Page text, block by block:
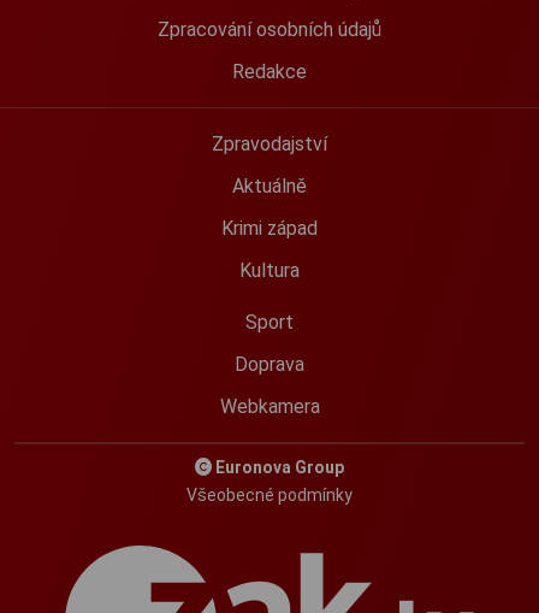
Zpracování osobních údajů
Redakce
Zpravodajství
Aktuálně
Krimi západ
Kultura
Sport
Doprava
Webkamera
Euronova Group
Všeobecné podmínky